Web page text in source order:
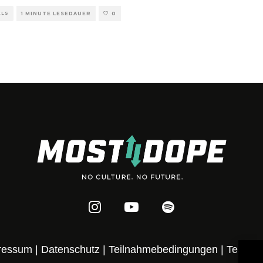
1 MINUTE LESEDAUER 0
Datenschutz| Teilnahmebedingungen Team